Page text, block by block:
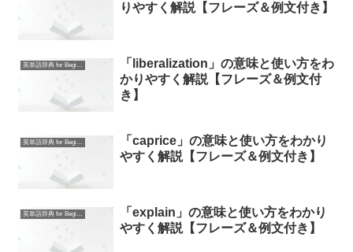
りやすく解説【フレーズ＆例文付き】
英単語辞典 for Beginners
「liberalization」の意味と使い方をわ
かりやすく解説【フレーズ＆例文付
き】
英単語辞典 for Beginners
「caprice」の意味と使い方をわかり
やすく解説【フレーズ＆例文付き】
英単語辞典 for Beginners
「explain」の意味と使い方をわかり
やすく解説【フレーズ＆例文付き】